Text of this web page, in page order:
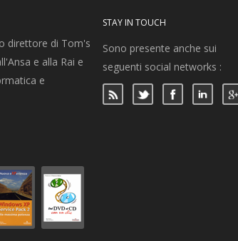
direttore di Tom's
e alla Rai e
e
STAY IN TOUCH
Sono presente anche sui
seguenti social networks :